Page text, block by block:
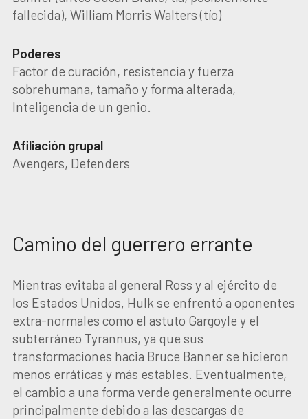
fallecida), William Morris Walters (tío)
Poderes
Factor de curación, resistencia y fuerza
sobrehumana, tamaño y forma alterada,
Inteligencia de un genio.
Afiliación grupal
Avengers, Defenders
Camino del guerrero errante
Mientras evitaba al general Ross y al ejército de
los Estados Unidos, Hulk se enfrentó a oponentes
extra-normales como el astuto Gargoyle y el
subterráneo Tyrannus, ya que sus
transformaciones hacia Bruce Banner se hicieron
menos erráticas y más estables. Eventualmente,
el cambio a una forma verde generalmente ocurre
principalmente debido a las descargas de